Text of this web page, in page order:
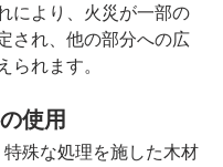
により、火災が一部の
され、他の部分への広
られます。
使用
特殊な処理を施した木材